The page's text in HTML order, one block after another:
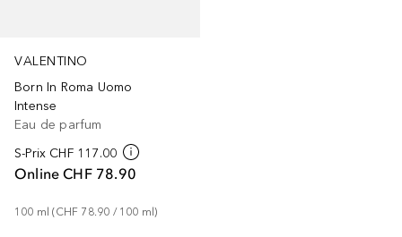
VALENTINO
Born In Roma Uomo
Intense
Eau de parfum
S-Prix CHF 117.00
Online CHF 78.90
100 ml (CHF 78.90 / 100 ml)